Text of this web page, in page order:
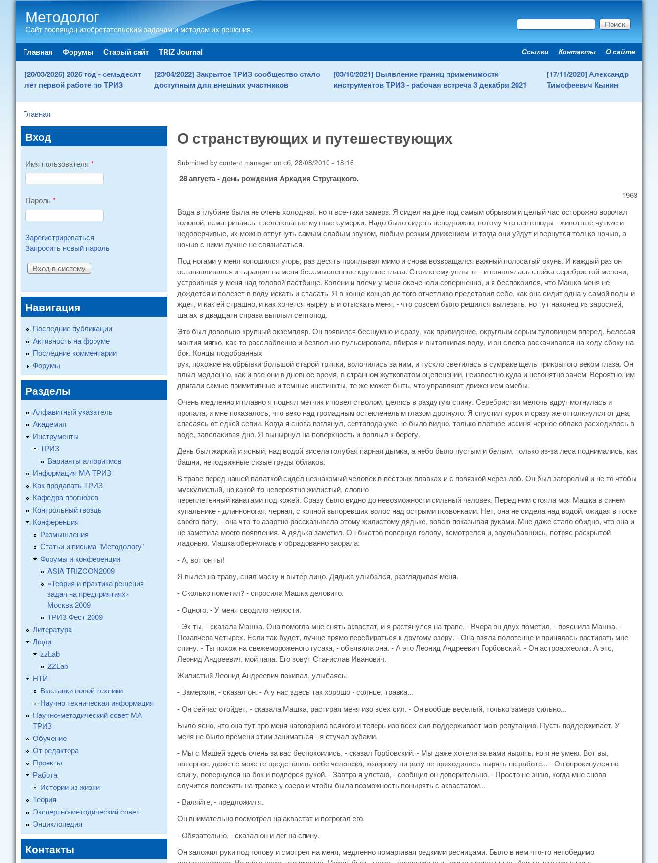
Методолог
Сайт посвящен изобретательским задачам и методам их решения. Форма поиска
Поиск
Main menu
Главная Форумы Старый сайт TRIZ Journal Secondary menu
Ссылки Контакты О сайте
[20/03/2026] 2026 год - семьдесят
лет первой работе по ТРИЗ
[23/04/2022] Закрытое ТРИЗ сообщество стало
доступным для внешних участников
[03/10/2021] Выявление границ применимости
инструментов ТРИЗ - рабочая встреча 3 декабря 2021
[17/11/2020] Александр
Тимофеевич Кынин
You are here
Главная
О странствующих и путешествующих
Submitted by content manager on сб, 28/08/2010 - 18:16
28 августа - день рождения Аркадия Стругацкого.
1963
Вода в глубине была не очень холодная, но я все-таки замерз. Я сидел на дне под самым обрывом и целый час осторожно ворочал
головой, всматриваясь в зеленоватые мутные сумерки. Надо было сидеть неподвижно, потому что септоподы - животные чуткие и
недоверчивые, их можно отпугнуть самым слабым звуком, любым резким движением, и тогда они уйдут и вернутся только ночью, а
ночью с ними лучше не связываться.
Под ногами у меня копошился угорь, раз десять проплывал мимо и снова возвращался важный полосатый окунь. И каждый раз он
останавливался и таращил на меня бессмысленные круглые глаза. Стоило ему уплыть – и появлялась стайка серебристой мелочи,
устроившая у меня над головой пастбище. Колени и плечи у меня окоченели совершенно, и я беспокоился, что Машка меня не
дождется и полезет в воду искать и спасать. Я в конце концов до того отчетливо представил себе, как она сидит одна у самой воды и
ждет, и как ей страшно, и как хочется нырнуть и отыскать меня, - что совсем было решился вылезать, но тут наконец из зарослей,
шагах в двадцати справа выплыл септопод.
Это был довольно крупный экземпляр. Он появился бесшумно и сразу, как привидение, округлым серым туловищем вперед. Белесая
мантия мягко, как-то расслабленно и безвольно пульсировала, вбирая и выталкивая воду, и он слегка раскачивался на ходу сбоку на
бок. Концы подобранных
рук, похожие на обрывки большой старой тряпки, волочились за ним, и тускло светилась в сумраке щель прикрытого веком глаза. Он
плыл медленно, как и все они в дневное время, в странном жутковатом оцепенении, неизвестно куда и непонятно зачем. Вероятно, им
двигали самые примитивные и темные инстинкты, те же может быть, что управляют движением амебы.
Очень медленно и плавно я поднял метчик и повел стволом, целясь в раздутую спину. Серебристая мелочь вдруг мотнулась и
пропала, и мне показалось, что веко над громадным остекленелым глазом дрогнуло. Я спустил курок и сразу же оттолкнулся от дна,
спасаясь от едкой сепии. Когда я снова взглянул, септопода уже не было видно, только плотное иссиня-черное облако расходилось в
воде, заволакивая дно. Я вынырнул на поверхность и поплыл к берегу.
День был жаркий и ясный, над водой висела голубая парная дымка, а небо было пустым и белым, только из-за леса поднимались, как
башни, неподвижные сизые груды облаков.
В траве перед нашей палаткой сидел незнакомый человек в пестрых плавках и с повязкой через лоб. Он был загорелый и не то чтобы
мускулистый, но какой-то невероятно жилистый, словно
переплетенный канатами под кожей. Сразу было видно до невозможности сильный человек. Перед ним стояла моя Машка в синем
купальнике - длинноногая, черная, с копной выгоревших волос над острыми позвонками. Нет, она не сидела над водой, ожидая в тоске
своего папу, - она что-то азартно рассказывала этому жилистому дядьке, вовсю показывая руками. Мне даже стало обидно, что она и
не заметила моего появления. А дядька заметил. Он быстро повернул голову, всмотрелся и, заулыбавшись, потряс раскрытой
ладонью. Машка обернулась и обрадованно заорала:
- А, вот он ты!
Я вылез на траву, снял маску и вытер лицо. Дядька улыбался, разглядывая меня.
- Сколько пометил? - спросила Машка деловито.
- Одного. - У меня сводило челюсти.
- Эх ты, - сказала Машка. Она помогла мне снять аквастат, и я растянулся на траве. - Вчера он двух пометил, - пояснила Машка. -
Позавчера четырех. Если так будет, лучше прямо перебираться к другому озеру. - Она взяла полотенце и принялась растирать мне
спину. - Ты похож на свежемороженого гусака, - объявила она. - А это Леонид Андреевич Горбовский. - Он астроархеолог. А это,
Леонид Андреевич, мой папа. Его зовут Станислав Иванович.
Жилистый Леонид Андреевич покивал, улыбаясь.
- Замерзли, - сказал он. - А у нас здесь так хорошо - солнце, травка...
- Он сейчас отойдет, - сказала Машка, растирая меня изо всех сил. - Он вообще веселый, только замерз сильно...
Было ясно, что она тут про меня наговорила всякого и теперь изо всех сил поддерживает мою репутацию. Пусть поддерживает. У
меня не было времени этим заниматься - я стучал зубами.
- Мы с Машей здесь очень за вас беспокоились, - сказал Горбовский. - Мы даже хотели за вами нырять, но я не умею. Вот вы,
наверное, даже не можете представить себе человека, которому ни разу не приходилось нырять на работе... - Он опрокинулся на
спину, повернулся на бок и подперся рукой. - Завтра я улетаю, - сообщил он доверительно. - Просто не знаю, когда мне снова
случится полежать на травке у озера и чтобы была возможность понырять с аквастатом...
- Валяйте, - предложил я.
Он внимательно посмотрел на аквастат и потрогал его.
- Обязательно, - сказал он и лег на спину.
Он заложил руки под голову и смотрел на меня, медленно помаргивая редкими ресницами. Было в нем что-то непобедимо
Вход
Имя пользователя *
Пароль *
Зарегистрироваться
Запросить новый пароль
Навигация
Последние публикации
Активность на форуме
Последние комментарии
Форумы
Разделы
Алфавитный указатель
Академия
Инструменты
ТРИЗ
Варианты алгоритмов
Информация МА ТРИЗ
Как продавать ТРИЗ
Кафедра прогнозов
Контрольный гвоздь
Конференция
Размышления
Статьи и письма "Методологу"
Форумы и конференции
ASIA TRIZCON2009
«Теория и практика решения
задач на предприятиях»
Москва 2009
ТРИЗ Фест 2009
Литература
Люди
zzLab
ZZLab
НТИ
Выставки новой техники
Научно техническая информация
Научно-методический совет МА
ТРИЗ
Обучение
От редактора
Проекты
Работа
Истории из жизни
Теория
Экспертно-методический совет
Энциклопедия
Контакты